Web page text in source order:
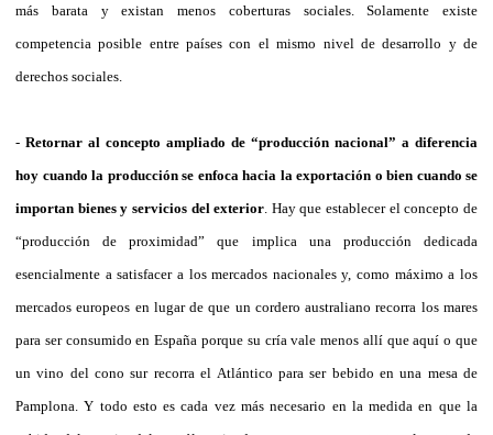
más barata y existan menos coberturas sociales. Solamente existe
competencia posible entre países con el mismo nivel de desarrollo y de
derechos sociales.
- Retornar al concepto ampliado de “producción nacional” a diferencia
hoy cuando la producción se enfoca hacia la exportación o bien cuando se
importan bienes y servicios del exterior . Hay que establecer el concepto de
“producción de proximidad” que implica una producción dedicada
esencialmente a satisfacer a los mercados nacionales y, como máximo a los
mercados europeos en lugar de que un cordero australiano recorra los mares
para ser consumido en España porque su cría vale menos allí que aquí o que
un vino del cono sur recorra el Atlántico para ser bebido en una mesa de
Pamplona. Y todo esto es cada vez más necesario en la medida en que la